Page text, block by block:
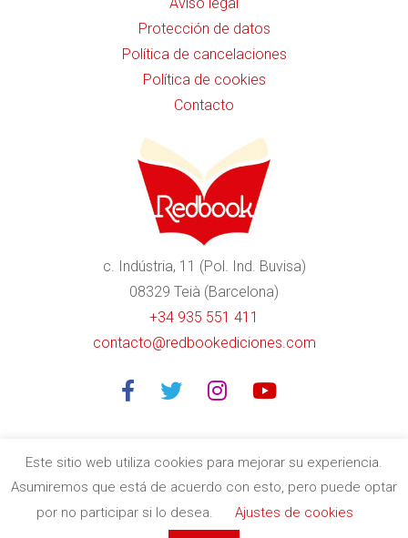
Protección de datos
Política de cancelaciones
Política de cookies
Contacto
c. Indústria, 11 (Pol. Ind. Buvisa)
08329 Teià (Barcelona)
+34 935 551 411
contacto@redbookediciones.com
Editorial especializada en libros divulgativos de calidad en
Barcelona| Copyright © 2020Redbook Edicionesbyitres.cat
Este sitio web utiliza cookies para mejorar su experiencia.
Asumiremos que está de acuerdo con esto, pero puede optar
por no participar si lo desea.
Ajustes de cookies